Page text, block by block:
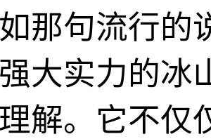
那句流行的
大实力的冰
解。它不仅